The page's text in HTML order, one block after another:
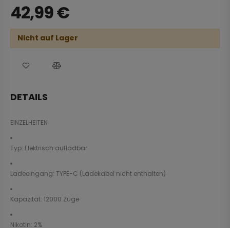
42,99€
Nicht auf Lager
DETAILS
EINZELHEITEN
Typ: Elektrisch aufladbar
Ladeeingang: TYPE-C (Ladekabel nicht enthalten)
Kapazität: 12000 Züge
Nikotin: 2%